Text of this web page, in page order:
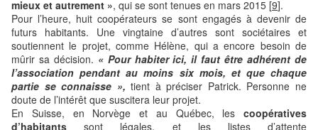
mieux et autrement », qui se sont tenues en mars 2015 [9].
Pour l’heure, huit coopérateurs se sont engagés à devenir de
futurs habitants. Une vingtaine d’autres sont sociétaires et
soutiennent le projet, comme Hélène, qui a encore besoin de
mûrir sa décision. « Pour habiter ici, il faut être adhérent de
l’association pendant au moins six mois, et que chaque
partie se connaisse », tient à préciser Patrick. Personne ne
doute de l’intérêt que suscitera leur projet.
En Suisse, en Norvège et au Québec, les coopératives
d’habitants sont légales, et les listes d’attente